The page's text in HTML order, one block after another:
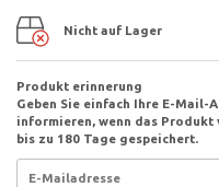
Nicht auf Lager
Produkt erinnerung
Geben Sie einfach Ihre E-Mail-
informieren, wenn das
bis zu 180 Tage gespeichert.